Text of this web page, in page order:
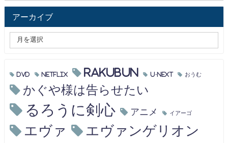
アーカイブ
DVD Netflix RAKUBUN U-NEXT おうむ
かぐや様は告らせたい
るろうに剣心 アニメ イアーゴ
エヴァ エヴァンゲリオン